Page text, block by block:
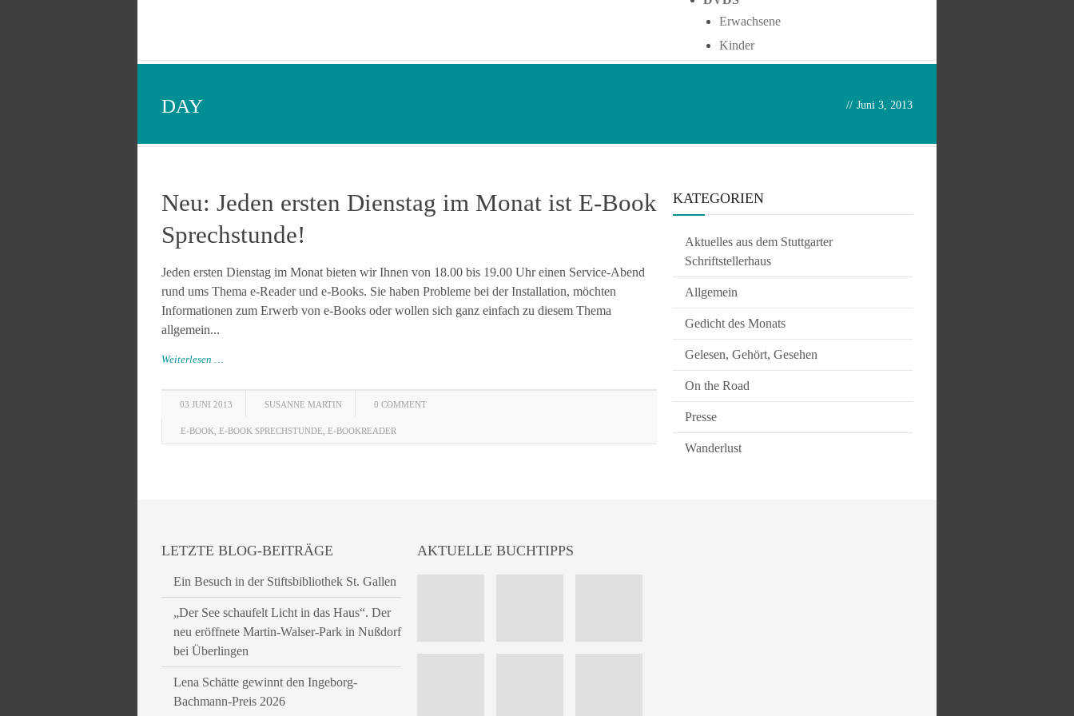
Erwachsene
Kinder
DAY // Juni 3, 2013
Neu: Jeden ersten Dienstag im Monat ist E-Book
Sprechstunde!
Jeden ersten Dienstag im Monat bieten wir Ihnen von 18.00 bis 19.00 Uhr einen Service-Abend
rund ums Thema e-Reader und e-Books. Sie haben Probleme bei der Installation, möchten
Informationen zum Erwerb von e-Books oder wollen sich ganz einfach zu diesem Thema
allgemein...
Weiterlesen …
03 JUNI 2013 SUSANNE MARTIN 0 COMMENT
E-BOOK E-BOOK SPRECHSTUNDE E-BOOKREADER
KATEGORIEN
Aktuelles aus dem Stuttgarter
Schriftstellerhaus
Allgemein
Gedicht des Monats
Gelesen, Gehört, Gesehen
On the Road
Presse
Wanderlust
LETZTE BLOG-BEITRÄGE
Ein Besuch in der Stiftsbibliothek St. Gallen
„Der See schaufelt Licht in das Haus“. Der
neu eröffnete Martin-Walser-Park in Nußdorf
bei Überlingen
Lena Schätte gewinnt den Ingeborg-
Bachmann-Preis 2026
AKTUELLE BUCHTIPPS